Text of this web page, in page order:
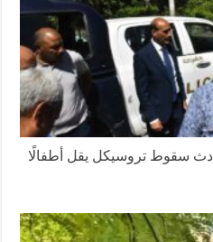
سقوط تروسيكل يقل أطفالًا